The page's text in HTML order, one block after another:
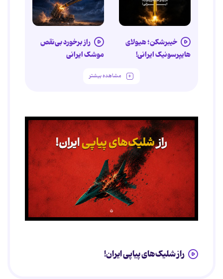
خیبرشکن؛ هیولای
هایپرسونیک ایرانی!
راز برخورد بی‌نقص
موشک ایرانی
مشاهده بیشتر
راز شلیک‌های پیاپی ایران!